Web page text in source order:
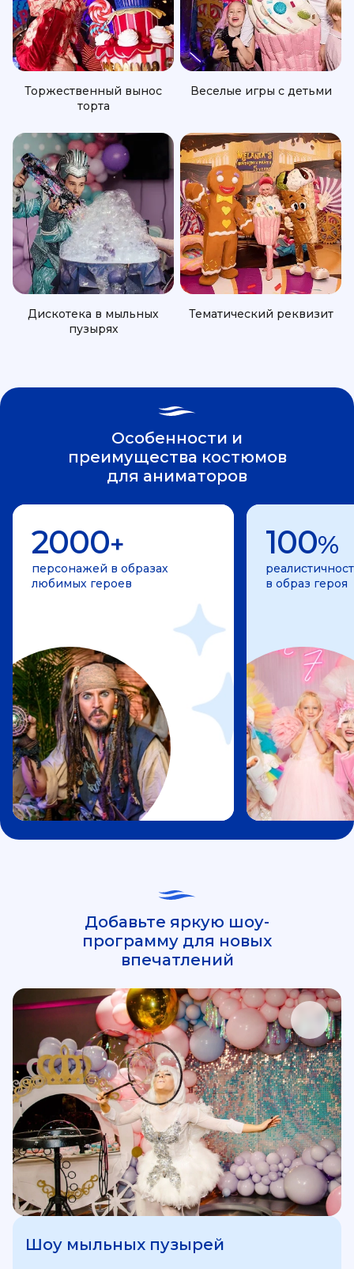
Торжественный вынос
торта
Веселые игры с детьми
Дискотека в мыльных
пузырях
Тематический реквизит
Особенности и
преимущества костюмов
для аниматоров
2000+
персонажей в образах
любимых героев
100%
в образ героя
Добавьте яркую шоу-
программу для новых
впечатлений
Шоу мыльных пузырей